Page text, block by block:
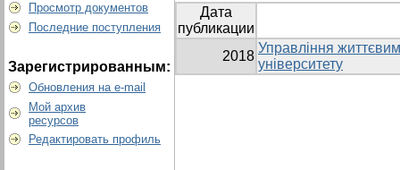
Просмотр документов
Последние поступления
Зарегистрированным:
Обновления на e-mail
Мой архив
ресурсов
Редактировать профиль
Дата
публикации
2018
Управління
університету